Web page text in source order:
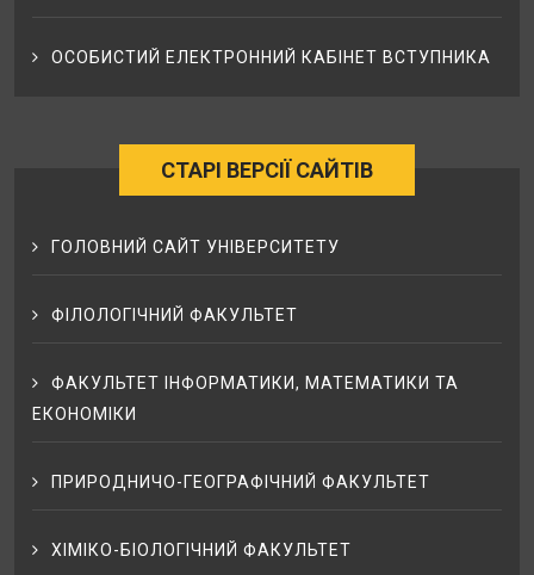
ОСОБИСТИЙ ЕЛЕКТРОННИЙ КАБІНЕТ ВСТУПНИКА
СТАРІ ВЕРСІЇ САЙТІВ
ГОЛОВНИЙ САЙТ УНІВЕРСИТЕТУ
ФІЛОЛОГІЧНИЙ ФАКУЛЬТЕТ
ФАКУЛЬТЕТ ІНФОРМАТИКИ, МАТЕМАТИКИ ТА
ЕКОНОМІКИ
ПРИРОДНИЧО-ГЕОГРАФІЧНИЙ ФАКУЛЬТЕТ
ХІМІКО-БІОЛОГІЧНИЙ ФАКУЛЬТЕТ